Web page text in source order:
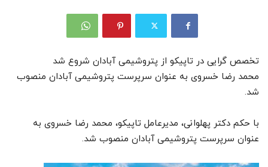
تخصص گرایی در تاپیکو از پتروشیمی آبادان شروع شد
محمد رضا خسروی به عنوان سرپرست پتروشیمی آبادان منصوب
شد.
با حکم دکتر پهلوانی، مدیرعامل تاپیکو، محمد رضا خسروی به
عنوان سرپرست پتروشیمی آبادان منصوب شد.